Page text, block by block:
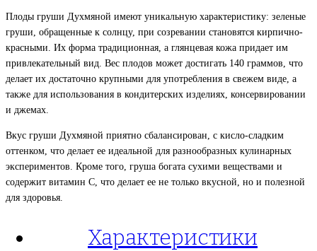
Плоды груши Духмяной имеют уникальную характеристику: зеленые
груши, обращенные к солнцу, при созревании становятся кирпично-
красными. Их форма традиционная, а глянцевая кожа придает им
привлекательный вид. Вес плодов может достигать 140 граммов, что
делает их достаточно крупными для употребления в свежем виде, а
также для использования в кондитерских изделиях, консервировании
и джемах.
Вкус груши Духмяной приятно сбалансирован, с кисло-сладким
оттенком, что делает ее идеальной для разнообразных кулинарных
экспериментов. Кроме того, груша богата сухими веществами и
содержит витамин С, что делает ее не только вкусной, но и полезной
для здоровья.
Характеристики